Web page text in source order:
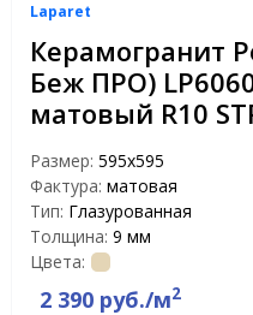
Laparet
Керамогранит
Беж ПРО)
матовый R10
Размер: 595x595
Фактура: матовая
Тип: Глазурованная
Толщина: 9 мм
Цвета:
2 390 руб./м2